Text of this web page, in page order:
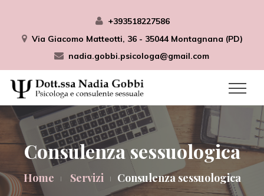
+393518227586
Via Giacomo Matteotti, 36 - 35044 Montagnana (PD)
nadia.gobbi.psicologa@gmail.com
Consulenza sessuologica
Home Servizi Consulenza sessuologica